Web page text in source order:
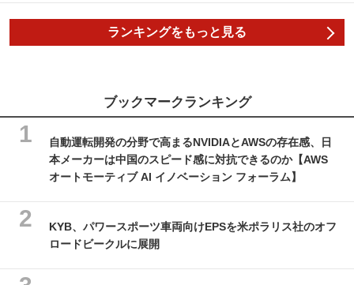
ランキングをもっと見る
ブックマークランキング
自動運転開発の分野で高まるNVIDIAとAWSの存在感、日
本メーカーは中国のスピード感に対抗できるのか【AWS
オートモーティブ AI イノベーション フォーラム】
KYB、パワースポーツ車両向けEPSを米ポラリス社のオフ
ロードビークルに展開